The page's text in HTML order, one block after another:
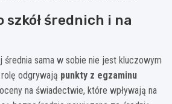
szkół średnich i na
sama w sobie nie jest kluczowym
odgrywają punkty z egzaminu
na świadectwie, które wpływają na